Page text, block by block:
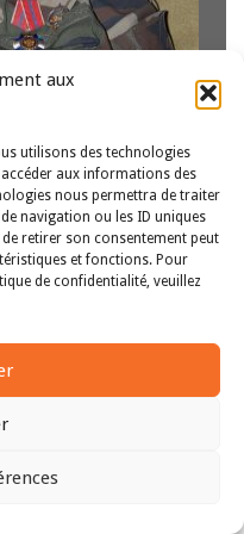
aux
utilisons des technologies
aux informations des
nous permettra de traiter
navigation ou les ID uniques
retirer son consentement peut
et fonctions. Pour
de confidentialité, veuillez
tant en Afrique de
un intérêt particulier
et imposant une réponse
suite
et libertés fondamentaux
mentions légales